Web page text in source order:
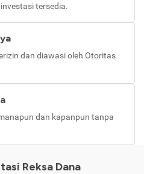
tersedia.
dan diawasi oleh Otoritas
dan kapanpun tanpa
Reksa Dana